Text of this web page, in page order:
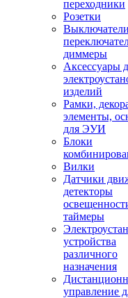
переходники
Розетки
диммеры
Аксессуары
изделий
Рамки,
элементы,
для ЭУИ
Блоки
Вилки
Датчики
детекторы
таймеры
устройства
различного
назначения
управление